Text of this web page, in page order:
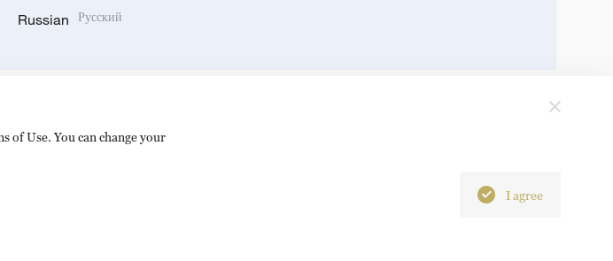
Russian Русский
of Use. You can change your
I agree